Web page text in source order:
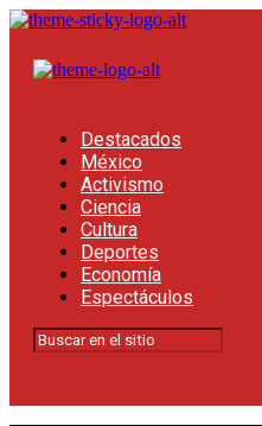
Destacados
México
Activismo
Ciencia
Cultura
Deportes
Economía
Espectáculos